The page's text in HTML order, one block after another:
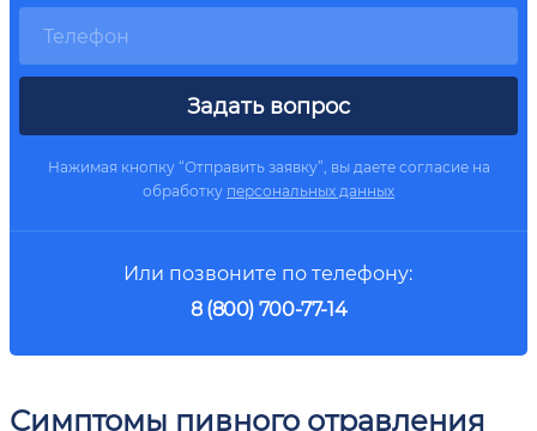
Задать вопрос
Нажимая кнопку “Отправить заявку”, вы даете согласие на
обработку персональных данных
Или позвоните по телефону:
8 (800) 700-77-14
Симптомы пивного отравления